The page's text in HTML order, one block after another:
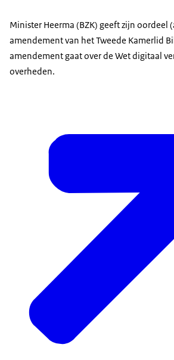
Minister Heerma (BZK) geeft zijn oordeel
amendement van het Tweede Kamerlid
amendement gaat over de Wet digitaal
overheden.